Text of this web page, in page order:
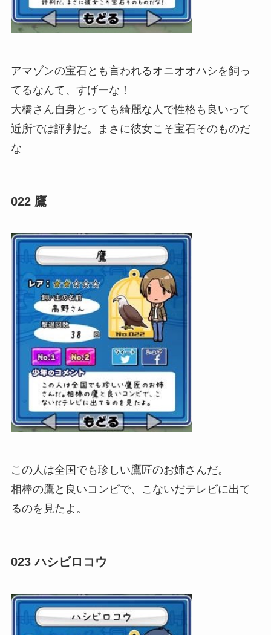
アマゾンの宝石とも言われるオニオオハシを飼っ
てるなんて、すげーな！
大橋さん自身とっても綺麗な人で性格も良いって
近所では評判だ。まさに彼女こそ宝石そのものだ
な
022 鷹
この人は全国でも珍しい鷹匠のお姉さんだ。
相棒の鷹と良いコンビで、こないだテレビに出て
るのを見たよ。
023 ハシビロコウ